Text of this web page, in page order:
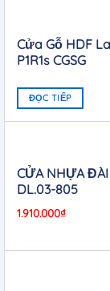
Cửa Gỗ HDF
P1R1s CGSG
ĐỌC TIẾP
CỬA NHỰA
DL.03-805
1.910.000₫